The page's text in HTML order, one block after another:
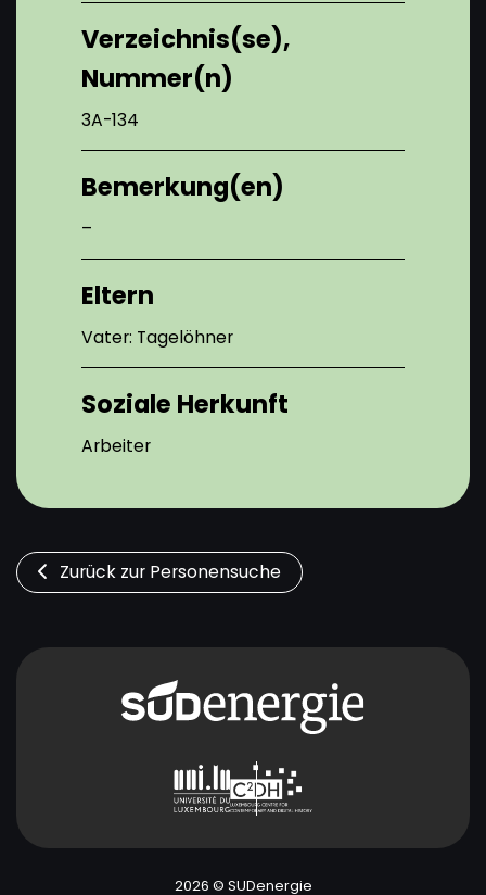
Verzeichnis(se),
Nummer(n)
3A-134
Bemerkung(en)
–
Eltern
Vater: Tagelöhner
Soziale Herkunft
Arbeiter
Zurück zur Personensuche
2026 © SUDenergie